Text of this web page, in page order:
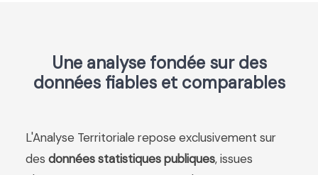
Une analyse fondée sur des
données fiables et comparables
L'Analyse Territoriale repose exclusivement sur
des données statistiques publiques, issues